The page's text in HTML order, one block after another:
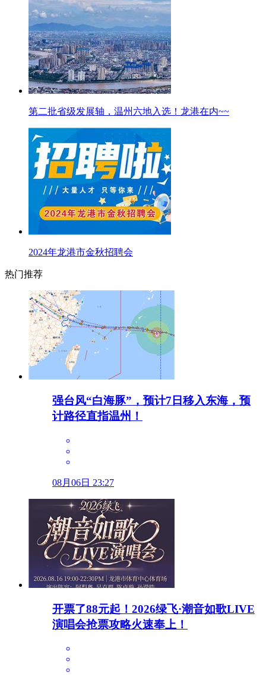
第二批省级发展轴，温州六地入选！龙港在内~~
2024年龙港市金秋招聘会
热门推荐
强台风“白海豚”，预计7日移入东海，预
计路径直指温州！
08月06日 23:27
开票了88元起！2026绿飞·潮音如歌LIVE
演唱会抢票攻略火速奉上！